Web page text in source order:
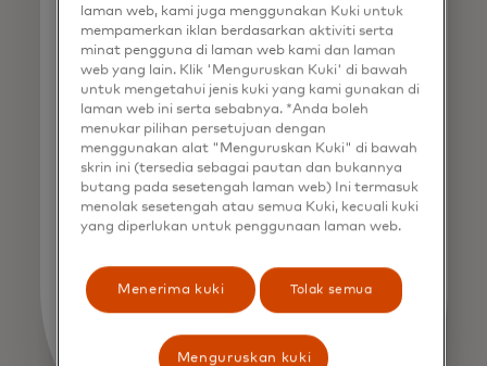
Digital Solutions
Giesecke+Devrient
laman web, kami juga menggunakan Kuki untuk
mempamerkan iklan berdasarkan aktiviti serta
minat pengguna di laman web kami dan laman
web yang lain. Klik 'Menguruskan Kuki' di bawah
untuk mengetahui jenis kuki yang kami gunakan di
laman web ini serta sebabnya. *Anda boleh
menukar pilihan persetujuan dengan
menggunakan alat "Menguruskan Kuki" di bawah
skrin ini (tersedia sebagai pautan dan bukannya
butang pada sesetengah laman web) Ini termasuk
menolak sesetengah atau semua Kuki, kecuali kuki
yang diperlukan untuk penggunaan laman web.
Menerima kuki Tolak semua
Menguruskan kuki